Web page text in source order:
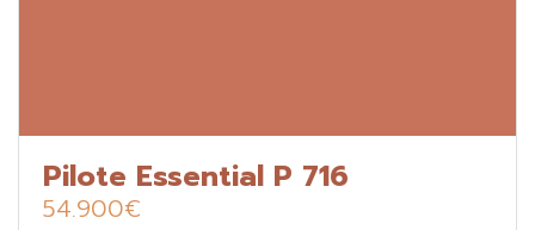
Pilote Essential P 716
54.900€